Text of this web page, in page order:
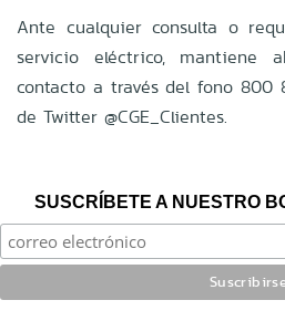
Ante cualquier consulta o
servicio eléctrico, mantiene
contacto a través del fono 800
de Twitter @CGE_Clientes.
SUSCRÍBETE A NUESTRO